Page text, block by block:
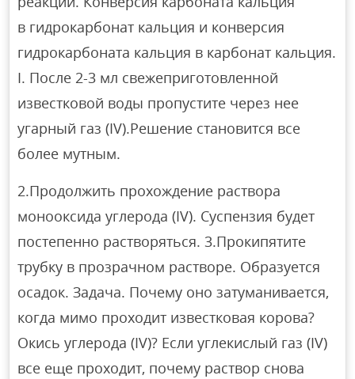
в гидрокарбонат кальция и конверсия
гидрокарбоната кальция в карбонат кальция.
I. После 2-3 мл свежеприготовленной
известковой воды пропустите через нее
угарный газ (IV).Решение становится все
более мутным.
2.Продолжить прохождение раствора
монооксида углерода (IV). Суспензия будет
постепенно растворяться. 3.Прокипятите
трубку в прозрачном растворе. Образуется
осадок. Задача. Почему оно затуманивается,
когда мимо проходит известковая корова?
Окись углерода (IV)? Если углекислый газ (IV)
все еще проходит, почему раствор снова